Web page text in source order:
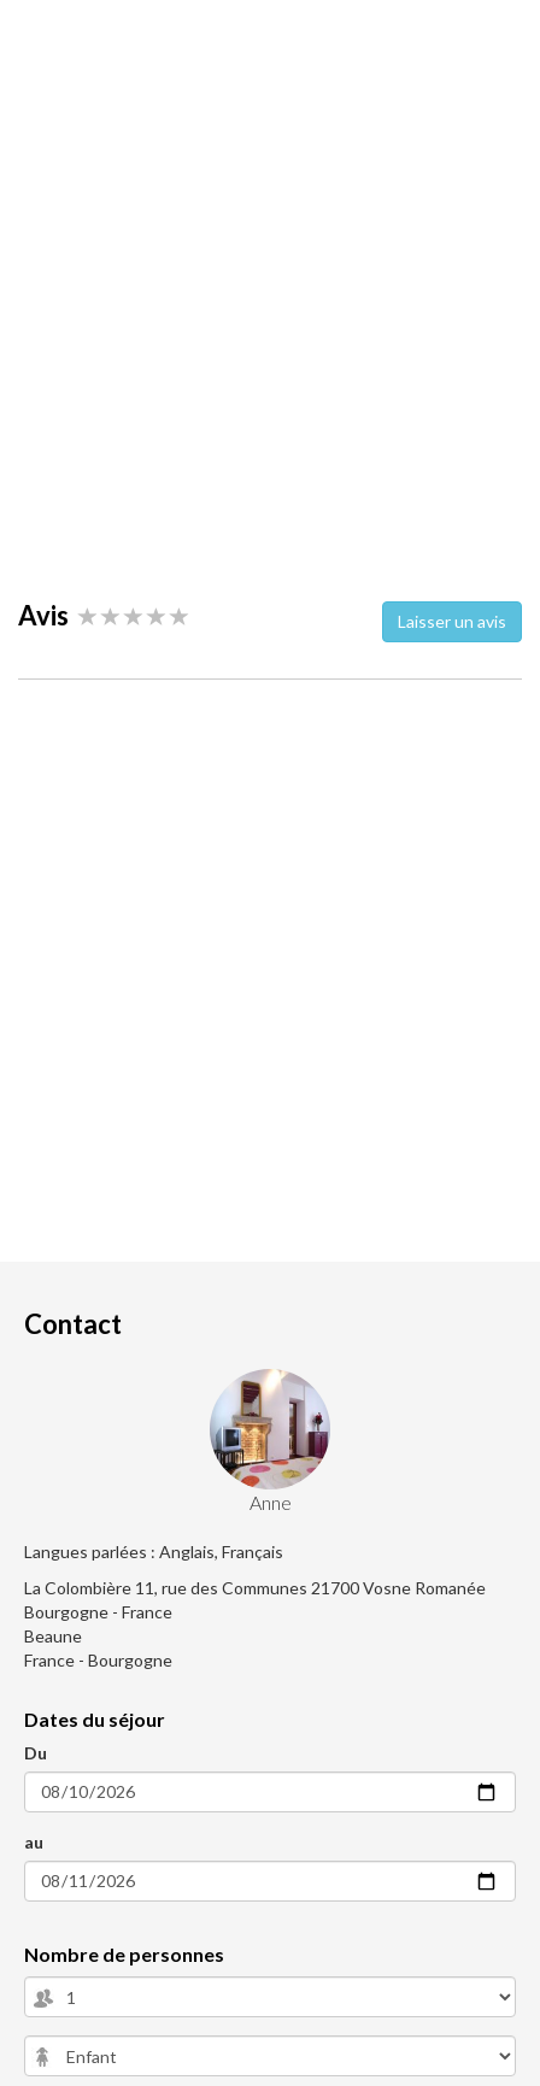
Avis Laisser un avis
Contact
Anne
Langues parlées : Anglais, Français
La Colombière 11, rue des Communes 21700 Vosne Romanée
Bourgogne - France
Beaune
France - Bourgogne
Dates du séjour
Du
au
Nombre de personnes